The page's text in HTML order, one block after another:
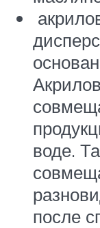
воде.
после